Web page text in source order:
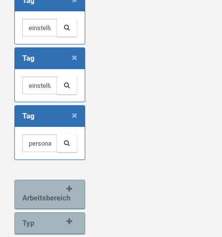
×
Tag
×
Tag
Arbeitsbereich
Typ